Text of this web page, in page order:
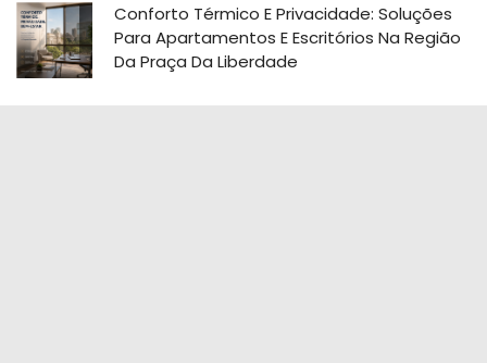
Conforto Térmico E Privacidade: Soluções
Para Apartamentos E Escritórios Na Região
Da Praça Da Liberdade